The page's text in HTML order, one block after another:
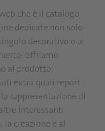
che è il catalogo
dedicate non solo
decorativo o ai
offriamo
al prodotto:
extra quali report
rappresentazione di
interessanti
creazione e al